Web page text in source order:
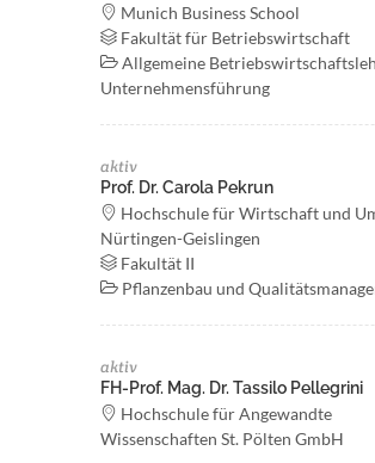
Munich Business School
Fakultät für Betriebswirtschaft
Allgemeine
Unternehmensführung
aktiv
Prof. Dr. Carola Pekrun
Hochschule für Wirtschaft und
Nürtingen-Geislingen
Fakultät II
Pflanzenbau und
aktiv
FH-Prof. Mag. Dr. Tassilo Pellegrini
Hochschule für Angewandte
Wissenschaften St. Pölten GmbH